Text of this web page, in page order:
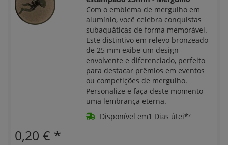
Com o emblema de mergulho em
alumínio, você celebra conquistas
subaquáticas de forma memorável.
Este distintivo em relevo bronzeado
de 25 mm exibe um design
envolvente e diferenciado, perfeito
para destacar prêmios em eventos
ou competições de mergulho.
Personalize e faça deste momento
uma lembrança eterna.
Disponível em1 Dias útei*²
0,20 € *